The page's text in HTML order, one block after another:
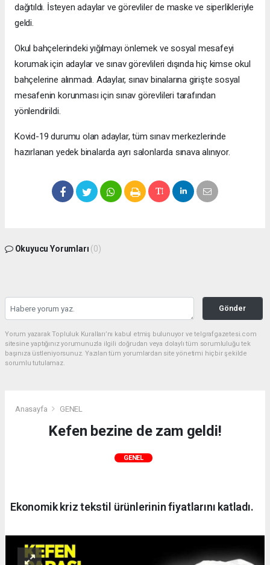
dağıtıldı. İsteyen adaylar ve görevliler de maske ve siperlikleriyle
geldi.
Okul bahçelerindeki yığılmayı önlemek ve sosyal mesafeyi
korumak için adaylar ve sınav görevlileri dışında hiç kimse okul
bahçelerine alınmadı. Adaylar, sınav binalarına girişte sosyal
mesafenin korunması için sınav görevlileri tarafından
yönlendirildi.
Kovid-19 durumu olan adaylar, tüm sınav merkezlerinde
hazırlanan yedek binalarda ayrı salonlarda sınava alınıyor.
Okuyucu Yorumları (0)
Gönder
Yorum yazarak Topluluk Kuralları’nı kabul etmiş bulunuyor ve telgrafgazetesi.com
sitesine yaptığınız yorumunuzla ilgili doğrudan veya dolaylı tüm sorumluluğu tek
başınıza üstleniyorsunuz. Yazılan tüm yorumlardan site yönetimi hiçbir şekilde
sorumlu tutulamaz.
Anasayfa GENEL
Kefen bezine de zam geldi!
GENEL
Ekonomik kriz tekstil ürünlerinin fiyatlarını katladı.